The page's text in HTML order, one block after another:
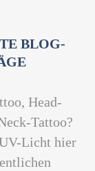
BLOG-
Head-
Tattoo?
Licht hier